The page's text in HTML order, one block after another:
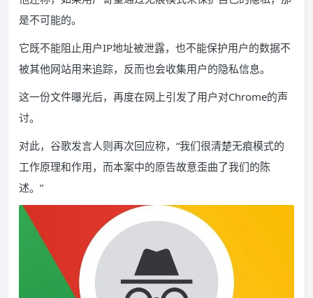
是不可能的。
它既不能阻止用户IP地址被泄露，也不能保护用户的数据不
被其他网站用来追踪，反而也会收集用户的隐私信息。
这一份文件曝光后，再度在网上引发了用户对Chrome的声
讨。
对此，谷歌发言人则再次回应称，“我们很清楚无痕模式的
工作原理和作用，而本案中的原告故意歪曲了我们的陈
述。”